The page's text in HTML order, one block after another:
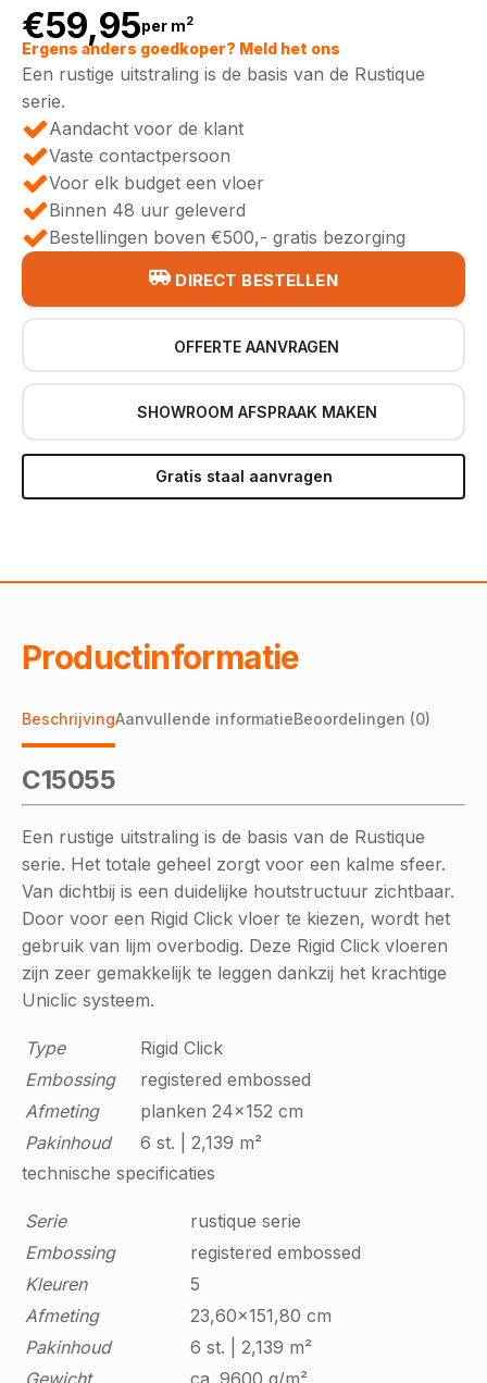
€59,95per m2
Ergens anders goedkoper? Meld het ons
Een rustige uitstraling is de basis van de Rustique
serie.
Aandacht voor de klant
Vaste contactpersoon
Voor elk budget een vloer
Binnen 48 uur geleverd
Bestellingen boven €500,- gratis bezorging
DIRECT BESTELLEN
OFFERTE AANVRAGEN
SHOWROOM AFSPRAAK MAKEN
Gratis staal aanvragen
Productinformatie
BeschrijvingAanvullende informatieBeoordelingen (0)
C15055
Een rustige uitstraling is de basis van de Rustique
serie. Het totale geheel zorgt voor een kalme sfeer.
Van dichtbij is een duidelijke houtstructuur zichtbaar.
Door voor een Rigid Click vloer te kiezen, wordt het
gebruik van lijm overbodig. Deze Rigid Click vloeren
zijn zeer gemakkelijk te leggen dankzij het krachtige
Uniclic systeem.
Type
Rigid Click
Embossing
registered embossed
Afmeting
planken 24x152 cm
Pakinhoud
6 st. | 2,139 m²
technische specificaties
Serie
rustique serie
Embossing
registered embossed
Kleuren
5
Afmeting
23,60x151,80 cm
Pakinhoud
6 st. | 2,139 m²